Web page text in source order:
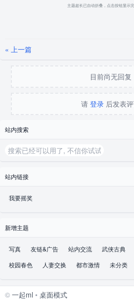
到大说我们漂亮的人不在少数，虽
这么秀气不是没有原因的
????细细的柳叶眉搭配上水亮的大
飘的，听说还有广告公司找妈妈去拍
然已经三十 七岁了，大概因为保养
????爸爸过世之后妈妈全心全意的投
姊，身边虽然总是有许多源源不断的
没动心过，大概我跟姐姐就是妈妈的
主题超长已自动折叠，点击按钮显示完
« 上一篇
目前尚无回复
请 登录 后发表
站内搜索
站内链接
我要摇奖
新增主题
写真 友链&广告 站内交流 武侠古典
校园春色
人妻交换 都市激情 未分类
© 一起ml • 桌面模式